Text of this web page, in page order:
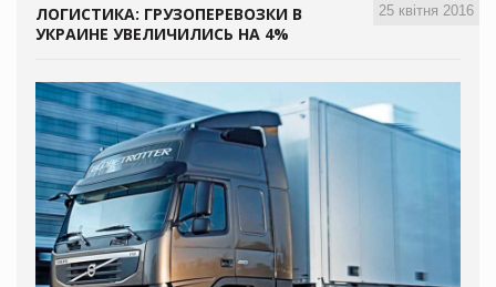
25 квітня 2016
ЛОГИСТИКА: ГРУЗОПЕРЕВОЗКИ В
УКРАИНЕ УВЕЛИЧИЛИСЬ НА 4%